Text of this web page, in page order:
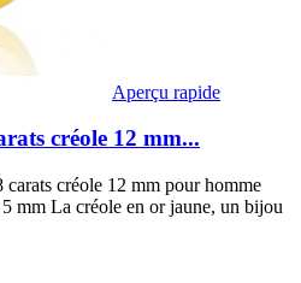
Aperçu rapide
créole 12 mm...
carats créole 12 mm pour homme
5 mm La créole en or jaune, un bijou